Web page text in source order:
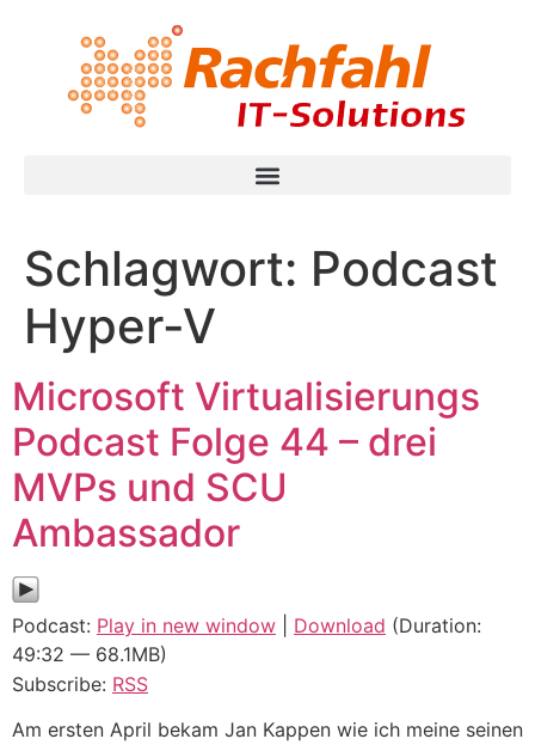
Schlagwort: Podcast
Hyper-V
Microsoft Virtualisierungs
Podcast Folge 44 – drei
MVPs und SCU
Ambassador
Podcast: Play in new window Download (Duration:
49:32 — 68.1MB)
Subscribe: RSS
Am ersten April bekam Jan Kappen wie ich meine seinen